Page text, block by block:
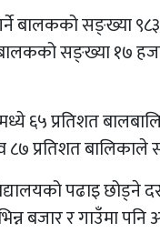
बालकको सङ्ख्या
सङ्ख्या १७
६५ प्रतिशत
प्रतिशत बालिकाले
पढाइ छोड्ने
बजार र गाउँमा पनि